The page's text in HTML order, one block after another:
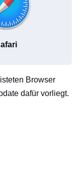
Browser
dafür vorliegt.